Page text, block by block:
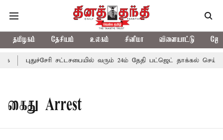
தமிழகம் தேசியம் உலகம் சினிமா விளையாட்டு
புதுச்சேரி சட்டசபையில் வரும் 24ம் தேதி பட்ஜெட் தாக்கல்
கைது Arrest